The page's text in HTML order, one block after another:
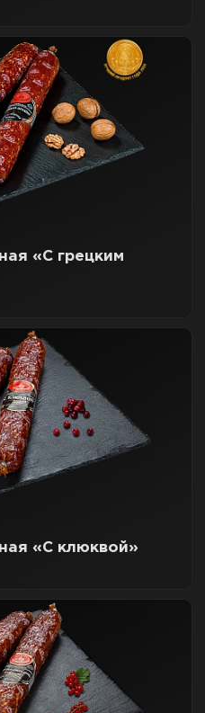
«С грецким
«С клюквой»